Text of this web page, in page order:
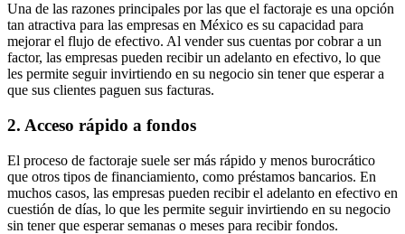
Una de las razones principales por las que el factoraje es una opción
tan atractiva para las empresas en México es su capacidad para
mejorar el flujo de efectivo. Al vender sus cuentas por cobrar a un
factor, las empresas pueden recibir un adelanto en efectivo, lo que
les permite seguir invirtiendo en su negocio sin tener que esperar a
que sus clientes paguen sus facturas.
2. Acceso rápido a fondos
El proceso de factoraje suele ser más rápido y menos burocrático
que otros tipos de financiamiento, como préstamos bancarios. En
muchos casos, las empresas pueden recibir el adelanto en efectivo en
cuestión de días, lo que les permite seguir invirtiendo en su negocio
sin tener que esperar semanas o meses para recibir fondos.